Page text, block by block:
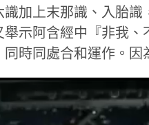
識加上末那識、入胎識
舉示阿含經中『非我
同時同處合和運作。